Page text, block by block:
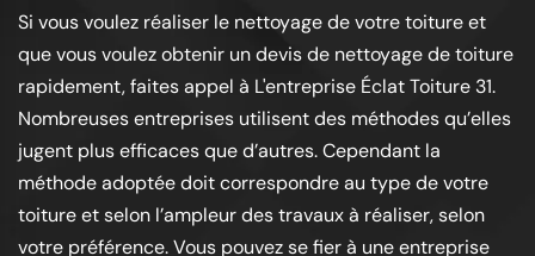
Si vous voulez réaliser le nettoyage de votre toiture et
que vous voulez obtenir un devis de nettoyage de toiture
rapidement, faites appel à L'entreprise Éclat Toiture 31.
Nombreuses entreprises utilisent des méthodes qu’elles
jugent plus efficaces que d’autres. Cependant la
méthode adoptée doit correspondre au type de votre
toiture et selon l’ampleur des travaux à réaliser, selon
votre préférence. Vous pouvez se fier à une entreprise